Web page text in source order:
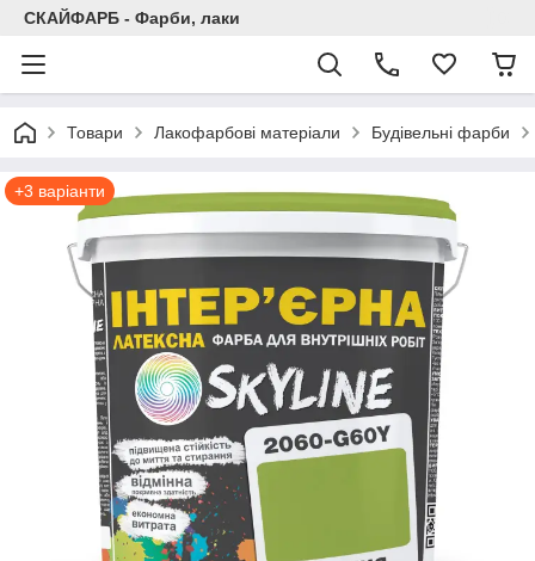
СКАЙФАРБ - Фарби, лаки
Товари Лакофарбові матеріали Будівельні фарби
+3 варіанти